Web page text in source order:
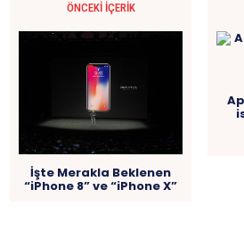
ÖNCEKI İÇERIK
İşte Merakla Beklenen
“iPhone 8” ve “iPhone X”